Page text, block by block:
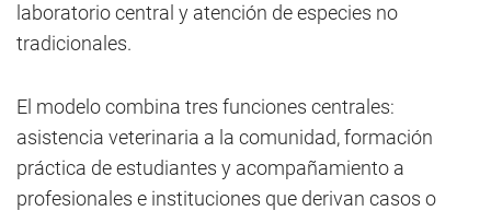
laboratorio central y atención de especies no
tradicionales.
El modelo combina tres funciones centrales:
asistencia veterinaria a la comunidad, formación
práctica de estudiantes y acompañamiento a
profesionales e instituciones que derivan casos o